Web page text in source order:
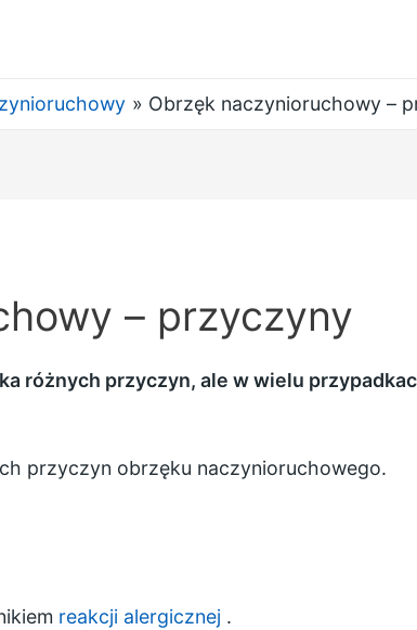
Obrzęk naczynioruchowy –
– przyczyny
różnych przyczyn, ale w wielu
przyczyn obrzęku naczynioruchowego.
reakcji alergicznej .